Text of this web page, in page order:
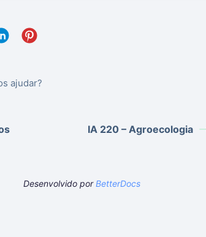
ajudar?
IA 220 – Agroecologia
Desenvolvido porBetterDocs